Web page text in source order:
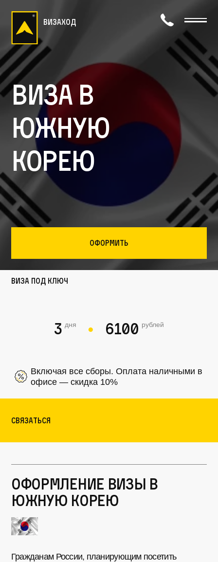
визаход
Виза в
Южную
Корею
Оформить
Виза под ключ
3 дня ● 6100 рублей
Включая все сборы. Оплата наличными в
офисе — скидка 10%
связаться
Оформление визы в
Южную Корею
Гражданам России, планирующим посетить